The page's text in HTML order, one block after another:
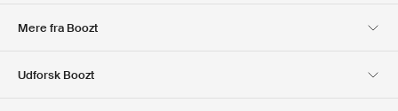
Mere fra Boozt
Udforsk Boozt